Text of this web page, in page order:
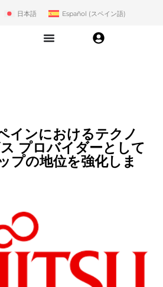
日本語 Español ( スペイン語)
インにおけるテクノ
プロバイダーとして
プの地位を強化しま